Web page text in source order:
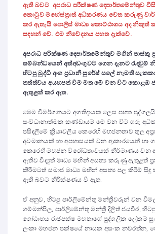
ඇති බවට අපරාධ පරීක්ෂණ දෙපාර්තමේන්තුව
කොටුව මහේස්ත්‍රාත් අධිකරණය වෙත කරුණු
කර ඇතැයි පොලිස් මාධ්‍ය කොට්ඨාශය අද නිකුත්
සඳහන් වේ. එම නිවේදනය පහත දැක්වේ.
අපරාධ පරික්ෂණ දෙපාර්තමේන්තුව මගින් පාස්කු
සම්බන්ධයෙන් අත්අඩංගුවට ගෙන දැනට
හිටපු බුද්ධි අංශ ප්‍රධානී සුරේෂ් සලේ නැමති
තත්ත්වය අයහපත් වීම මත මේ වන විට කොළඹ
ඇතුළත් කර ඇත.
මෙම විමර්ශනයට අගතිදායක ලෙස පහත
සංවිධානාත්මක කණ්ඩායම් මේ වන විට ගරු
පසිඳලීමේ ක්‍රියාවලිය කෙරෙහි මහජනතාව තුල
අවමානයක් හා අපහාසයක් වන ආකාරයෙන් හා
කෙරෙහි මහජන විරෝධතාවයක් නිර්මාණය වන
ඇතිව විද්‍යුත් මාධ්‍ය මඟින් අසත්‍ය කරුණු ඇතුළත්
කිරීමටත් සමාජ මාධ්‍ය මඟින් අසත්‍ය පල කිරීම් සිදු
ඇති බවට නිරීක්ෂණය වී ඇත.
ඒ අනුව, හිටපු පාර්ලිමේන්තු මන්ත්‍රීවරුන් වන විමල්
ගම්මන්පිල, පාර්ලිමේන්තු මන්ත්‍රී දිලිත් ජයවීර,
ගෝඨාභය රාජපක්ෂ මහතාගේ පුද්ගලික ලේකම්
ලංකා මහජන පක්ෂයේ නායක අසංක නවරත්න,